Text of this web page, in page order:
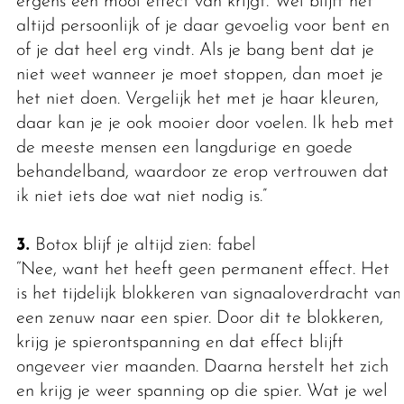
altijd persoonlijk of je daar gevoelig voor bent en
of je dat heel erg vindt. Als je bang bent dat je
niet weet wanneer je moet stoppen, dan moet je
het niet doen. Vergelijk het met je haar kleuren,
daar kan je je ook mooier door voelen. Ik heb met
de meeste mensen een langdurige en goede
behandelband, waardoor ze erop vertrouwen dat
ik niet iets doe wat niet nodig is.”
3. Botox blijf je altijd zien: fabel
“Nee, want het heeft geen permanent effect. Het
is het tijdelijk blokkeren van signaaloverdracht van
een zenuw naar een spier. Door dit te blokkeren,
krijg je spierontspanning en dat effect blijft
ongeveer vier maanden. Daarna herstelt het zich
en krijg je weer spanning op die spier. Wat je wel